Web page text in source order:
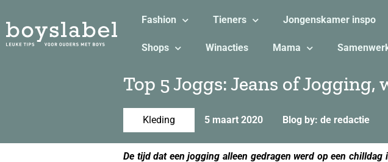
Fashion Tieners Jongenskamer inspo
Shops Winacties Mama
Top 5 Joggs: Jeans of Jogging,
Kleding 5 maart 2020 Blog by: de redactie
De tijd dat een jogging alleen gedragen werd op een